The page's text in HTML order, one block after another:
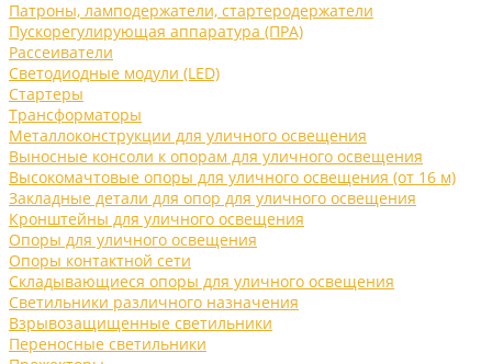
Патроны, ламподержатели, стартеродержатели
Пускорегулирующая аппаратура (ПРА)
Рассеиватели
Светодиодные модули (LED)
Стартеры
Трансформаторы
Металлоконструкции для уличного освещения
Выносные консоли к опорам для уличного освещения
Высокомачтовые опоры для уличного освещения (от 16 м)
Закладные детали для опор для уличного освещения
Кронштейны для уличного освещения
Опоры для уличного освещения
Опоры контактной сети
Складывающиеся опоры для уличного освещения
Светильники различного назначения
Взрывозащищенные светильники
Переносные светильники